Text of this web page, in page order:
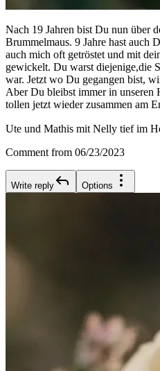
Nach 19 Jahren bist Du nun über
Brummelmaus. 9 Jahre hast auch
auch mich oft getröstet und mit
gewickelt. Du warst diejenige,die
war. Jetzt wo Du gegangen bist,
Aber Du bleibst immer in unseren
tollen jetzt wieder zusammen am
Ute und Mathis mit Nelly tief im
Comment from 06/23/2023
Write reply Options